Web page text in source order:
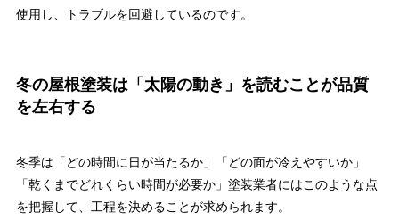
使用し、トラブルを回避しているのです。
冬の屋根塗装は「太陽の動き」を読むことが品質
を左右する
冬季は「どの時間に日が当たるか」「どの面が冷えやすいか」
「乾くまでどれくらい時間が必要か」塗装業者にはこのような点
を把握して、工程を決めることが求められます。